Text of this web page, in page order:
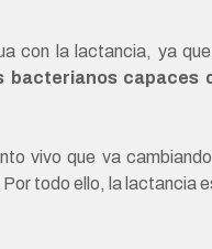
con la lactancia, ya
bacterianos capaces
vivo que va
Por todo ello, la lactancia